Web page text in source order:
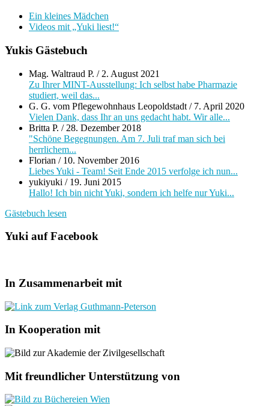
Ein kleines Mädchen
Videos mit „Yuki liest!“
Yukis Gästebuch
Mag. Waltraud P. / 2. August 2021
Zu Ihrer MINT-Ausstellung: Ich selbst habe Pharmazie
studiert, weil das...
G. G. vom Pflegewohnhaus Leopoldstadt / 7. April 2020
Vielen Dank, dass Ihr an uns gedacht habt. Wir alle...
Britta P. / 28. Dezember 2018
"Schöne Begegnungen. Am 7. Juli traf man sich bei
herrlichem...
Florian / 10. November 2016
Liebes Yuki - Team! Seit Ende 2015 verfolge ich nun...
yukiyuki / 19. Juni 2015
Hallo! Ich bin nicht Yuki, sondern ich helfe nur Yuki...
Gästebuch lesen
Yuki auf Facebook
In Zusammenarbeit mit
In Kooperation mit
Mit freundlicher Unterstützung von